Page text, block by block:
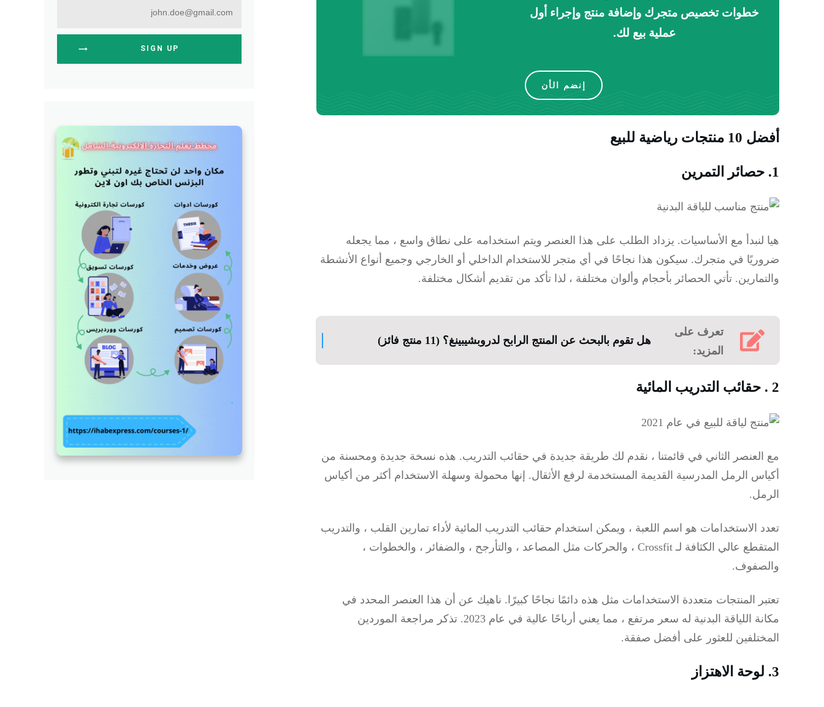
خطوات تخصيص متجرك وإضافة منتج وإجراء أول
عملية بيع لك.
إنضم الأن
أفضل 10 منتجات رياضية للبيع
1. حصائر التمرين
هيا لنبدأ مع الأساسيات. يزداد الطلب على هذا العنصر ويتم استخدامه على نطاق واسع ، مما يجعله
ضروريًا في متجرك. سيكون هذا نجاحًا في أي متجر للاستخدام الداخلي أو الخارجي وجميع أنواع الأنشطة
والتمارين. تأتي الحصائر بأحجام وألوان مختلفة ، لذا تأكد من تقديم أشكال مختلفة.
تعرف على
المزيد:
هل تقوم بالبحث عن المنتج الرابح لدروبشيبينغ؟ (11 منتج فائز)
2
. حقائب التدريب المائية
مع العنصر الثاني في قائمتنا ، نقدم لك طريقة جديدة في حقائب التدريب. هذه نسخة جديدة ومحسنة من
أكياس الرمل المدرسية القديمة المستخدمة لرفع الأثقال. إنها محمولة وسهلة الاستخدام أكثر من أكياس
الرمل.
تعدد الاستخدامات هو اسم اللعبة ، ويمكن استخدام حقائب التدريب المائية لأداء تمارين القلب ، والتدريب
المتقطع عالي الكثافة لـ Crossfit ، والحركات مثل المصاعد ، والتأرجح ، والضفائر ، والخطوات ،
والصفوف.
تعتبر المنتجات متعددة الاستخدامات مثل هذه دائمًا نجاحًا كبيرًا. ناهيك عن أن هذا العنصر المحدد في
مكانة اللياقة البدنية له سعر مرتفع ، مما يعني أرباحًا عالية في عام 2023. تذكر مراجعة الموردين
المختلفين للعثور على أفضل صفقة.
3. لوحة الاهتزاز
SIGN UP